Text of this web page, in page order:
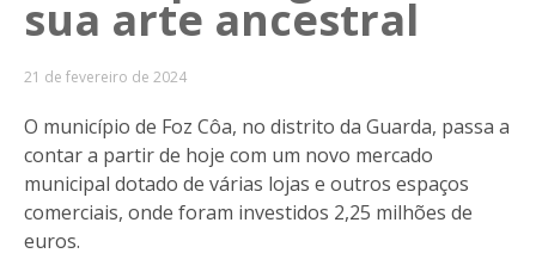
sua arte ancestral
21 de fevereiro de 2024
O município de Foz Côa, no distrito da Guarda, passa a
contar a partir de hoje com um novo mercado
municipal dotado de várias lojas e outros espaços
comerciais, onde foram investidos 2,25 milhões de
euros.